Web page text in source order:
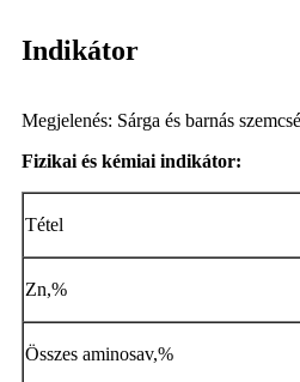
Indikátor
Megjelenés: Sárga és barnás
Fizikai és kémiai indikátor:
Tétel
Zn,%
Összes aminosav,%